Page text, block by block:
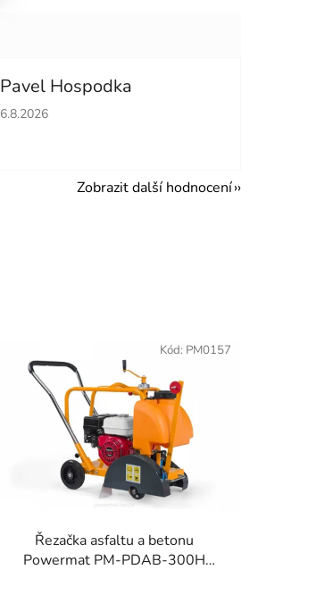
Pavel Hospodka
Hodnocení obchodu je 5 z 5 hvězdiček.
6.8.2026
Zobrazit další hodnocení
Řezačka asfaltu a betonu
Powermat PM-PDAB-300H
Kód: PM0157